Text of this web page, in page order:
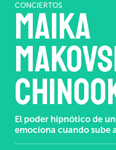
CONCIERTOS
Maika
El poder hipnótico de
emociona cuando sube